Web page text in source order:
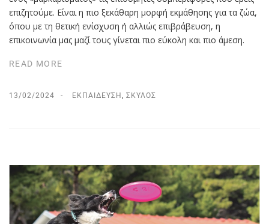
επιζητούμε. Είναι η πιο ξεκάθαρη μορφή εκμάθησης για τα ζώα,
όπου με τη θετική ενίσχυση ή αλλιώς επιβράβευση, η
επικοινωνία μας μαζί τους γίνεται πιο εύκολη και πιο άμεση.
READ MORE
13/02/2024 ΕΚΠΑΊΔΕΥΣΗ , ΣΚΎΛΟΣ